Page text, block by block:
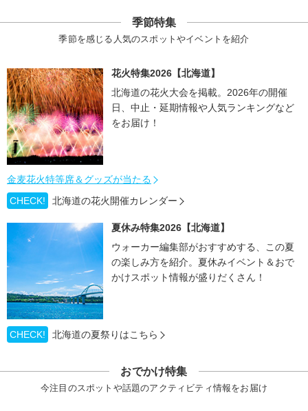
季節特集
季節を感じる人気のスポットやイベントを紹介
花火特集2026【北海道】
北海道の花火大会を掲載。2026年の開催
日、中止・延期情報や人気ランキングなど
をお届け！
金麦花火特等席＆グッズが当たる
CHECK!
北海道の花火開催カレンダー
夏休み特集2026【北海道】
ウォーカー編集部がおすすめする、この夏
の楽しみ方を紹介。夏休みイベント＆おで
かけスポット情報が盛りだくさん！
CHECK! 北海道の夏祭りはこちら
おでかけ特集
今注目のスポットや話題のアクティビティ情報をお届け